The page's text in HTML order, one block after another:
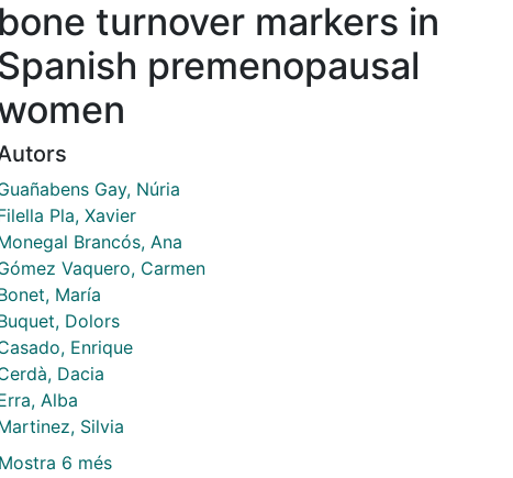
bone turnover markers in
premenopausal
Gay, Núria
Pla, Xavier
Brancós, Ana
Vaquero, Carmen
María
Dolors
Enrique
Dacia
Alba
Silvia
Mostra 6 més